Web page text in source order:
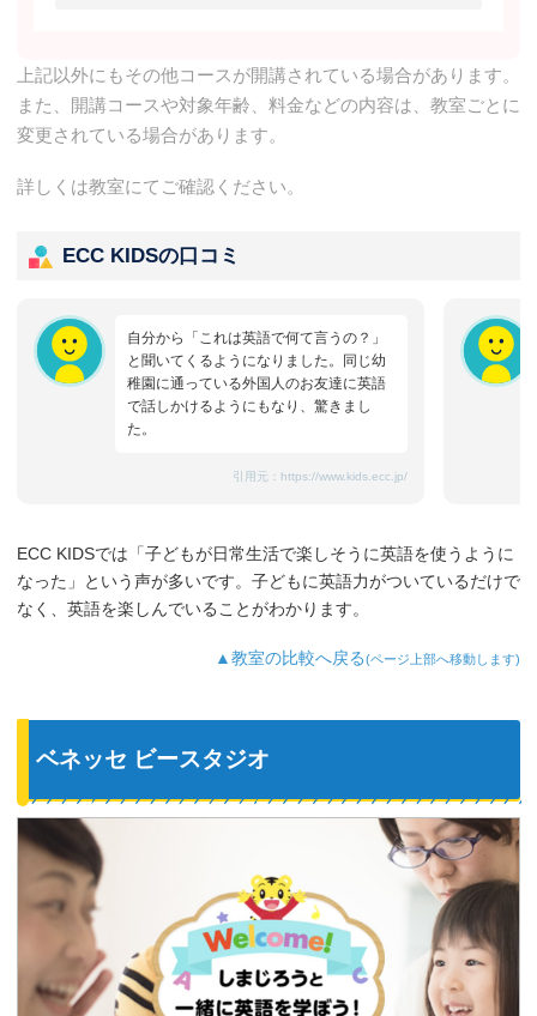
上記以外にもその他コースが開講されている場合があります。
また、開講コースや対象年齢、料金などの内容は、教室ごとに
変更されている場合があります。
詳しくは教室にてご確認ください。
ECC KIDSの口コミ
自分から「これは英語で何て言うの？」
と聞いてくるようになりました。同じ幼
稚園に通っている外国人のお友達に英語
で話しかけるようにもなり、驚きまし
た。
引用元： https://www.kids.ecc.jp/
ECC KIDSでは「子どもが日常生活で楽しそうに英語を使うように
なった」という声が多いです。子どもに英語力がついているだけで
なく、英語を楽しんでいることがわかります。
▲教室の比較へ戻る(ページ上部へ移動します)
ベネッセ ビースタジオ